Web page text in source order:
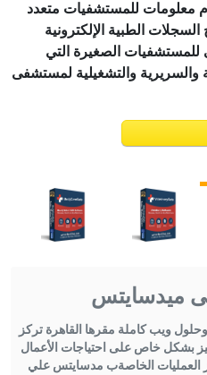
معلومات للمستشفيات متعدد
الطبية الإلكترونية
الصغيرة التي
والسريرية والتشغيلية لمستشفى
ميدسايتس
ويب كاملة مقرها القاهرة تركز
بشكل خاص على احتياجات الأعمال
العمليات الخاصةب مدسايتس علي